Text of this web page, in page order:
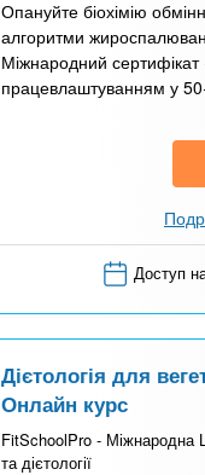
Опануйте біохімію
алгоритми
Міжнародний
працевлаштуванням у
Доступ
Дієтологія для
Онлайн курс
FitSchoolPro - Міжнародна
та дієтології